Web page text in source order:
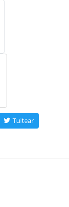
Tuitear